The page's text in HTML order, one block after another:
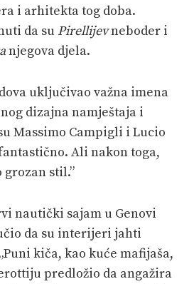
i arhitekta tog doba.
da su Pirellijevneboder i
njegova djela.
uključivao važna imena
dizajna namještaja i
Massimo Campigli i Lucio
Ali nakon toga,
grozan stil.”
nautički sajam u Genovi
da su interijeri jahti
kiča, kao kuće mafijaša,
predložio da angažira